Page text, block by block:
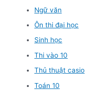
Ngữ văn
Ôn thi đại học
Sinh học
Thi vào 10
Thủ thuật casio
Toán 10